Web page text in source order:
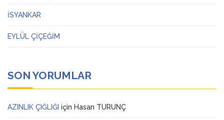
İSYANKAR
EYLÜL ÇİÇEĞİM
SON YORUMLAR
AZINLIK ÇIĞLIĞI için Hasan TURUNÇ